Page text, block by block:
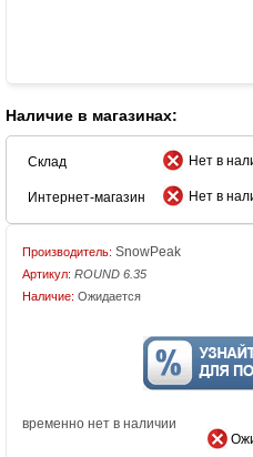
Наличие в магазинах:
Склад Нет в
Интернет-магазин Нет в
Производитель: SnowPeak
Артикул: ROUND 6.35
Наличие: Ожидается
временно нет в наличии